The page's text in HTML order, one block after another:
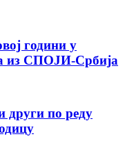
години у
из СПОЈИ-Србија
други по реду